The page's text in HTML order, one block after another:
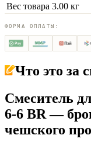
Вес товара 3.00 кг
ФОРМА ОПЛАТЫ:
Что это за
Смеситель
6-6 BR —
чешского